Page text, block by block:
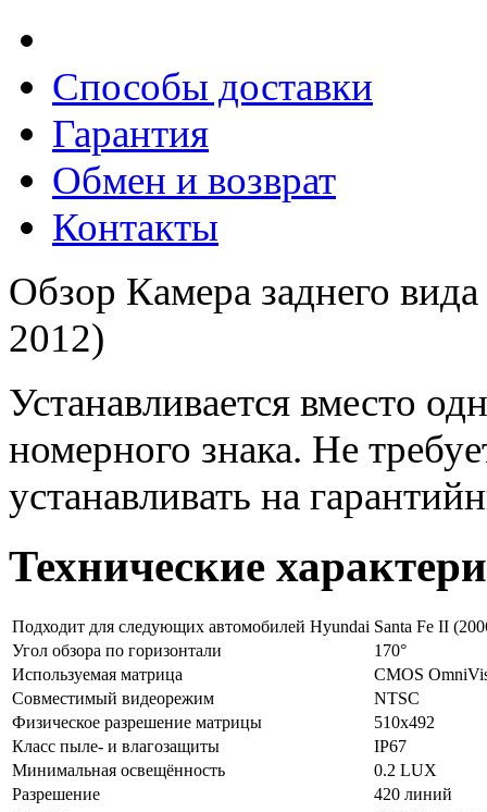
Способы доставки
Гарантия
Обмен и возврат
Контакты
Обзор Камера заднего
2012)
Устанавливается вместо
номерного знака. Не
устанавливать на
Технические
Подходит для следующих автомобилей Hyundai Santa Fe II
Угол обзора по горизонтали
170°
Используемая матрица
CMOS
Совместимый видеорежим
NTSC
Физическое разрешение матрицы
510х492
Класс пыле- и влагозащиты
IP67
Минимальная освещённость
0.2 LUX
Разрешение
420 линий